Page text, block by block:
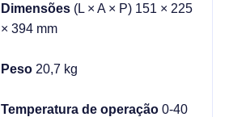
Dimensões (L × A × P) 151 × 225
× 394 mm
Peso 20,7 kg
Temperatura de operação 0-40